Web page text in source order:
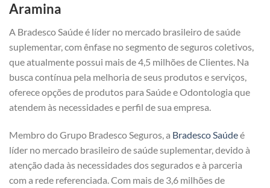
Aramina
A Bradesco Saúde é líder no mercado brasileiro de saúde
suplementar, com ênfase no segmento de seguros coletivos,
que atualmente possui mais de 4,5 milhões de Clientes. Na
busca contínua pela melhoria de seus produtos e serviços,
oferece opções de produtos para Saúde e Odontologia que
atendem às necessidades e perfil de sua empresa.
Membro do Grupo Bradesco Seguros, a Bradesco Saúdeé
líder no mercado brasileiro de saúde suplementar, devido à
atenção dada às necessidades dos segurados e à parceria
com a rede referenciada. Com mais de 3,6 milhões de